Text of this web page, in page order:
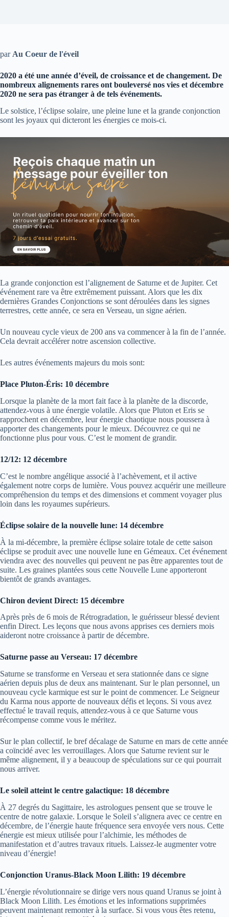
par Au Coeur de l'éveil
2020 a été une année d’éveil, de croissance et de changement. De
nombreux alignements rares ont bouleversé nos vies et décembre
2020 ne sera pas étranger à de tels événements.
Le solstice, l’éclipse solaire, une pleine lune et la grande conjonction
sont les joyaux qui dicteront les énergies ce mois-ci.
La grande conjonction est l’alignement de Saturne et de Jupiter. Cet
événement rare va être extrêmement puissant. Alors que les dix
dernières Grandes Conjonctions se sont déroulées dans les signes
terrestres, cette année, ce sera en Verseau, un signe aérien.
Un nouveau cycle vieux de 200 ans va commencer à la fin de l’année.
Cela devrait accélérer notre ascension collective.
Les autres événements majeurs du mois sont:
Place Pluton-Éris: 10 décembre
Lorsque la planète de la mort fait face à la planète de la discorde,
attendez-vous à une énergie volatile. Alors que Pluton et Eris se
rapprochent en décembre, leur énergie chaotique nous poussera à
apporter des changements pour le mieux. Découvrez ce qui ne
fonctionne plus pour vous. C’est le moment de grandir.
12/12: 12 décembre
C’est le nombre angélique associé à l’achèvement, et il active
également notre corps de lumière. Vous pouvez acquérir une meilleure
compréhension du temps et des dimensions et comment voyager plus
loin dans les royaumes supérieurs.
Éclipse solaire de la nouvelle lune: 14 décembre
À la mi-décembre, la première éclipse solaire totale de cette saison
éclipse se produit avec une nouvelle lune en Gémeaux. Cet événement
viendra avec des nouvelles qui peuvent ne pas être apparentes tout de
suite. Les graines plantées sous cette Nouvelle Lune apporteront
bientôt de grands avantages.
Chiron devient Direct: 15 décembre
Après près de 6 mois de Rétrogradation, le guérisseur blessé devient
enfin Direct. Les leçons que nous avons apprises ces derniers mois
aideront notre croissance à partir de décembre.
Saturne passe au Verseau: 17 décembre
Saturne se transforme en Verseau et sera stationnée dans ce signe
aérien depuis plus de deux ans maintenant. Sur le plan personnel, un
nouveau cycle karmique est sur le point de commencer. Le Seigneur
du Karma nous apporte de nouveaux défis et leçons. Si vous avez
effectué le travail requis, attendez-vous à ce que Saturne vous
récompense comme vous le méritez.
Sur le plan collectif, le bref décalage de Saturne en mars de cette année
a coïncidé avec les verrouillages. Alors que Saturne revient sur le
même alignement, il y a beaucoup de spéculations sur ce qui pourrait
nous arriver.
Le soleil atteint le centre galactique: 18 décembre
À 27 degrés du Sagittaire, les astrologues pensent que se trouve le
centre de notre galaxie. Lorsque le Soleil s’alignera avec ce centre en
décembre, de l’énergie haute fréquence sera envoyée vers nous. Cette
énergie est mieux utilisée pour l’alchimie, les méthodes de
manifestation et d’autres travaux rituels. Laissez-le augmenter votre
niveau d’énergie!
Conjonction Uranus-Black Moon Lilith: 19 décembre
L’énergie révolutionnaire se dirige vers nous quand Uranus se joint à
Black Moon Lilith. Les émotions et les informations supprimées
peuvent maintenant remonter à la surface. Si vous vous êtes retenu,